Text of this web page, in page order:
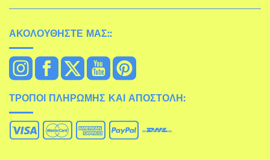
ΑΚΟΛΟΥΘΉΣΤΕ ΜΑΣ::
ΤΡΌΠΟΙ ΠΛΗΡΩΜΉΣ ΚΑΙ ΑΠΟΣΤΟΛΉ: